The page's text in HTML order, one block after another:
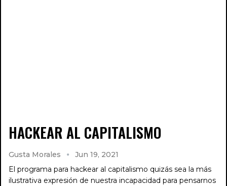
HACKEAR AL CAPITALISMO
Gusta Morales
Jun 19, 2021
El programa para hackear al capitalismo quizás sea la más
ilustrativa expresión de nuestra incapacidad para pensarnos